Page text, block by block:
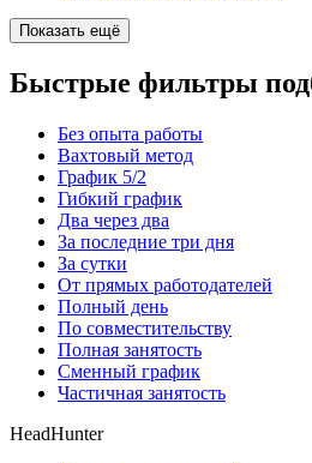
Показать ещё
Быстрые фильтры
Без опыта работы
Вахтовый метод
График 5/2
Гибкий график
Два через два
За последние три дня
За сутки
От прямых работодателей
Полный день
По совместительству
Полная занятость
Сменный график
Частичная занятость
HeadHunter